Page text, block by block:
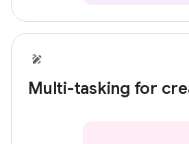
Multi-tasking for